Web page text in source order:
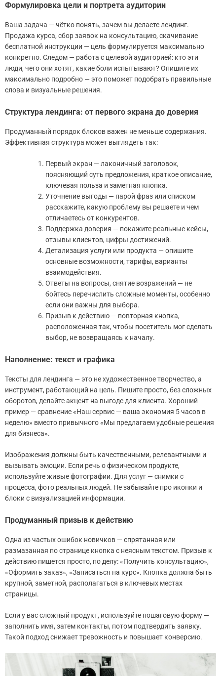
Формулировка цели и портрета аудитории
Ваша задача — чётко понять, зачем вы делаете лендинг.
Продажа курса, сбор заявок на консультацию, скачивание
бесплатной инструкции — цель формулируется максимально
конкретно. Следом — работа с целевой аудиторией: кто эти
люди, чего они хотят, какие боли испытывают? Опишите их
максимально подробно — это поможет подобрать правильные
слова и визуальные решения.
Структура лендинга: от первого экрана до доверия
Продуманный порядок блоков важен не меньше содержания.
Эффективная структура может выглядеть так:
Первый экран — лаконичный заголовок,
поясняющий суть предложения, краткое описание,
ключевая польза и заметная кнопка.
Уточнение выгоды — парой фраз или списком
расскажите, какую проблему вы решаете и чем
отличаетесь от конкурентов.
Поддержка доверия — покажите реальные кейсы,
отзывы клиентов, цифры достижений.
Детализация услуги или продукта — опишите
основные возможности, тарифы, варианты
взаимодействия.
Ответы на вопросы, снятие возражений — не
бойтесь перечислить сложные моменты, особенно
если они важны для выбора.
Призыв к действию — повторная кнопка,
расположенная так, чтобы посетитель мог сделать
выбор, не возвращаясь к началу.
Наполнение: текст и графика
Тексты для лендинга — это не художественное творчество, а
инструмент, работающий на цель. Пишите просто, без сложных
оборотов, делайте акцент на выгоде для клиента. Хороший
пример — сравнение «Наш сервис — ваша экономия 5 часов в
неделю» вместо привычного «Мы предлагаем удобные решения
для бизнеса».
Изображения должны быть качественными, релевантными и
вызывать эмоции. Если речь о физическом продукте,
используйте живые фотографии. Для услуг — снимки с
процесса, фото реальных людей. Не забывайте про иконки и
блоки с визуализацией информации.
Продуманный призыв к действию
Одна из частых ошибок новичков — спрятанная или
размазанная по странице кнопка с неясным текстом. Призыв к
действию пишетcя просто, по делу: «Получить консультацию»,
«Оформить заказ», «Записаться на курс». Кнопка должна быть
крупной, заметной, располагаться в ключевых местах
страницы.
Если у вас сложный продукт, используйте пошаговую форму —
заполнить имя, затем контакты, потом подтвердить заявку.
Такой подход снижает тревожность и повышает конверсию.